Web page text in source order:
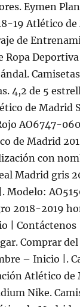
Eymen
19 Atlético
de
Ropa
4,2 de 5
de Madrid
AO6747-
de Madrid
con
Madrid gris
Modelo:
2018-2019
| Contáctenos
Comprar
– Inicio |.
Atlético
Nike.